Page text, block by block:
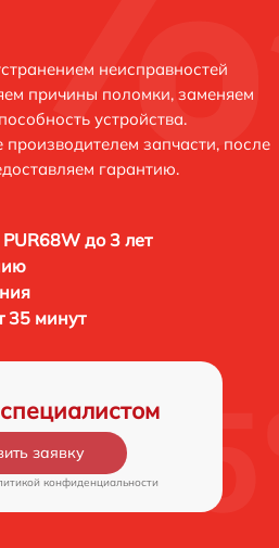
неисправностей
причины поломки, заменяем
устройства.
запчасти, после
гарантию.
до 3 лет
35 минут
заявку
конфиденциальности